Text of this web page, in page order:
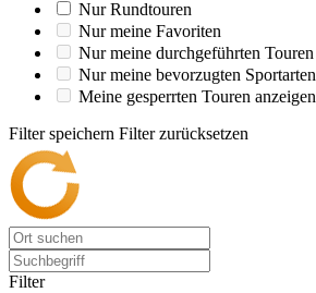
Nur Rundtouren
Nur meine Favoriten
Nur meine durchgeführten Touren
Nur meine bevorzugten Sportarten
Meine gesperrten Touren anzeigen
Filter speichern Filter zurücksetzen
Filter